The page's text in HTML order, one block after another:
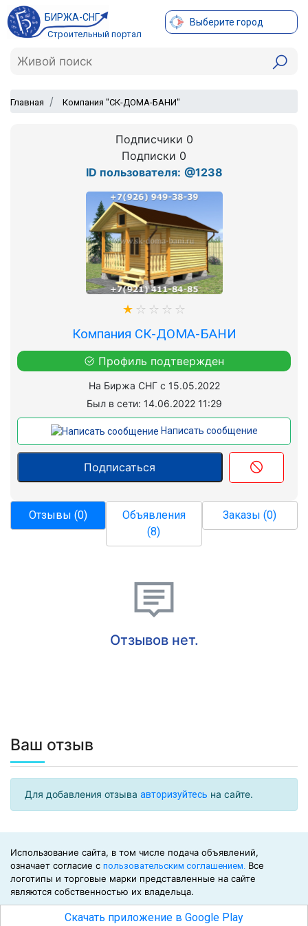
БИРЖА-СНГ
Строительный портал
Выберите город
Главная Компания "СК-ДОМА-БАНИ"
Подписчики 0
Подписки 0
ID пользователя: @1238
Компания СК-ДОМА-БАНИ
Профиль подтвержден
На Биржа СНГ с 15.05.2022
Был в сети: 14.06.2022 11:29
Написать сообщение
Отзывы (0)
Объявления
(8)
Заказы (0)
Отзывов нет.
Ваш отзыв
Для добавления отзыва авторизуйтесь на сайте.
Использование сайта, в том числе подача объявлений,
означает согласие с пользовательским соглашением. Все
логотипы и торговые марки представленные на сайте
являются собственностью их владельца.
©2026Биржа СНГ
Скачать приложение в Google Play